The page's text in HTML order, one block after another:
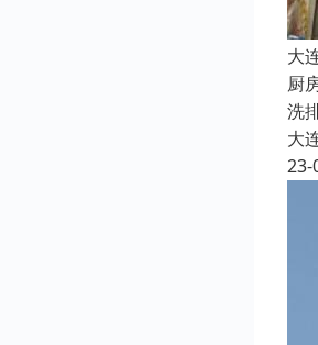
大
厨
洗
大
23-